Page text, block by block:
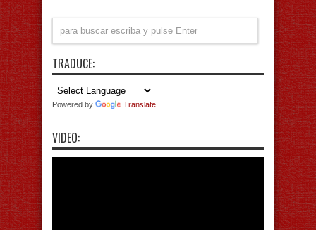
TRADUCE:
Powered by Translate
VIDEO: